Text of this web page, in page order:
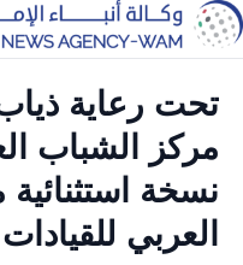
تحت رعاية
مركز الشباب
نسخة
العربي